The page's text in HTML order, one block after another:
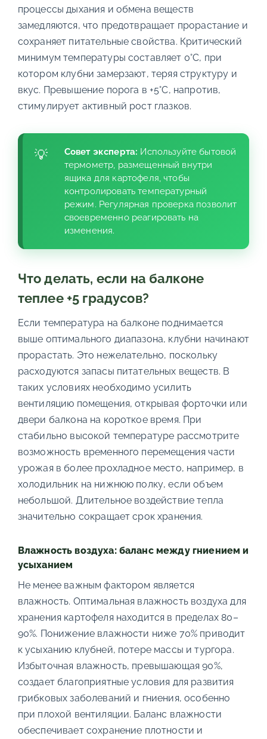
процессы дыхания и обмена веществ
замедляются, что предотвращает прорастание и
сохраняет питательные свойства. Критический
минимум температуры составляет 0°C, при
котором клубни замерзают, теряя структуру и
вкус. Превышение порога в +5°C, напротив,
стимулирует активный рост глазков.
Совет эксперта: Используйте бытовой
термометр, размещенный внутри
ящика для картофеля, чтобы
контролировать температурный
режим. Регулярная проверка позволит
своевременно реагировать на
изменения.
Что делать, если на балконе
теплее +5 градусов?
Если температура на балконе поднимается
выше оптимального диапазона, клубни начинают
прорастать. Это нежелательно, поскольку
расходуются запасы питательных веществ. В
таких условиях необходимо усилить
вентиляцию помещения, открывая форточки или
двери балкона на короткое время. При
стабильно высокой температуре рассмотрите
возможность временного перемещения части
урожая в более прохладное место, например, в
холодильник на нижнюю полку, если объем
небольшой. Длительное воздействие тепла
значительно сокращает срок хранения.
Влажность воздуха: баланс между гниением и
усыханием
Не менее важным фактором является
влажность. Оптимальная влажность воздуха для
хранения картофеля находится в пределах 80–
90%. Понижение влажности ниже 70% приводит
к усыханию клубней, потере массы и тургора.
Избыточная влажность, превышающая 90%,
создает благоприятные условия для развития
грибковых заболеваний и гниения, особенно
при плохой вентиляции. Баланс влажности
обеспечивает сохранение плотности и